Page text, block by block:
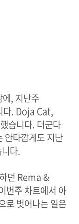
, 지난주
다. Doja Cat,
습니다. 더군다
타깝게도 지난
다.
던 Rema &
주 차트에서 아
로 벗어나는 일은